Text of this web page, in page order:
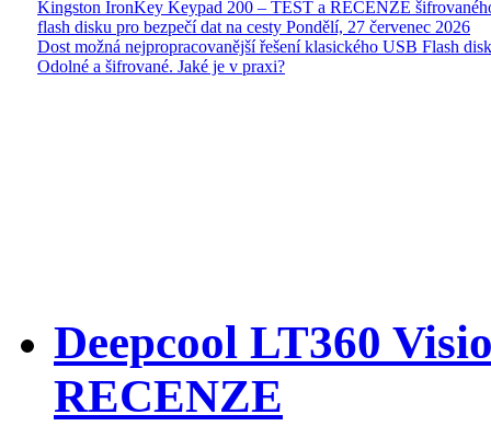
Kingston IronKey Keypad 200 – TEST a RECENZE
flash disku pro bezpečí dat na cesty Pondělí, 27 červenec 2026
Dost možná nejpropracovanější řešení klasického USB Flash
Odolné a šifrované. Jaké je v praxi?
Deepcool LT360
RECENZE